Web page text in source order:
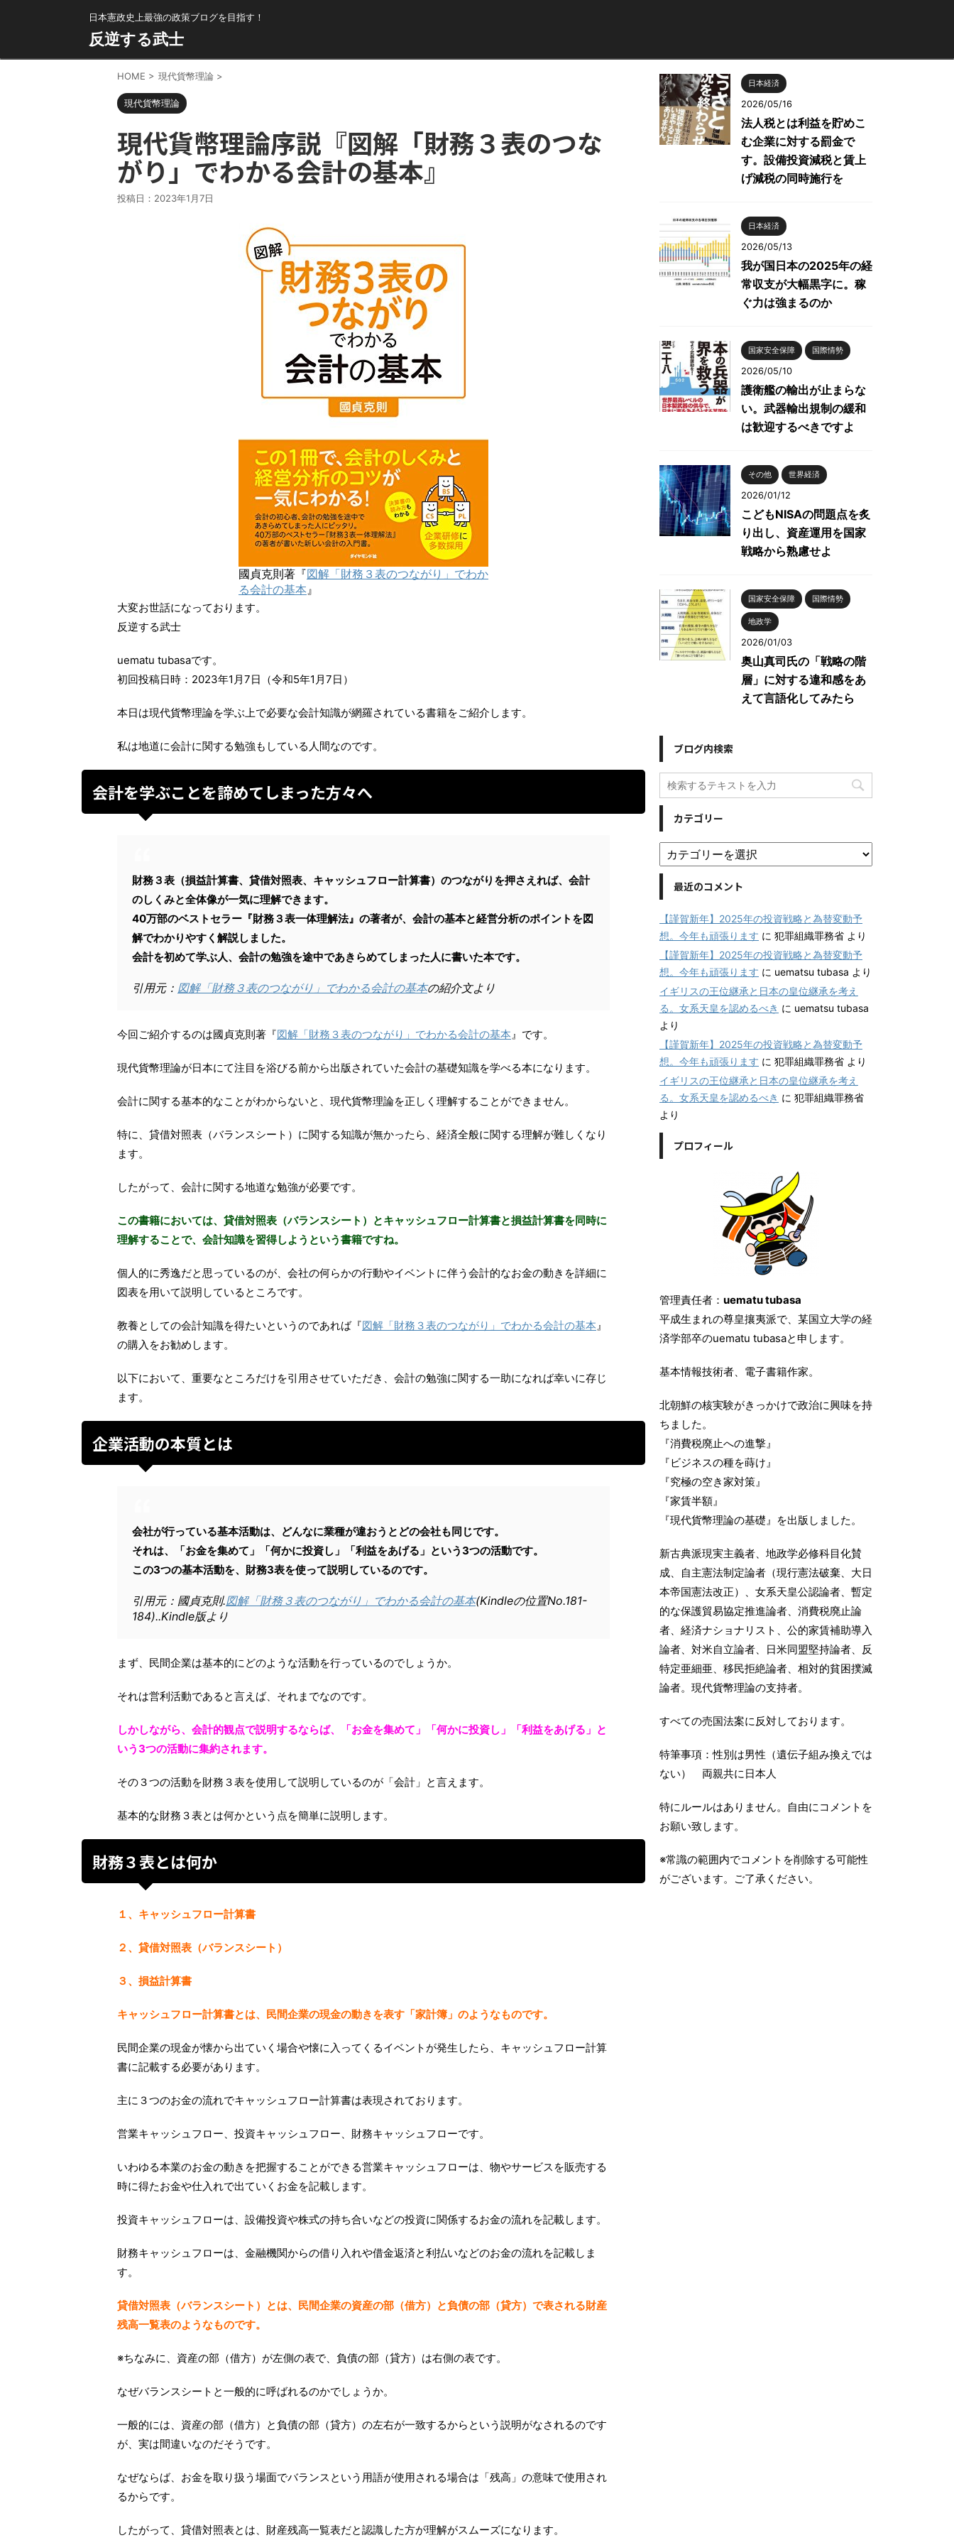
日本憲政史上最強の政策ブログを目指す！
反逆する武士
HOME > 現代貨幣理論 >
現代貨幣理論
現代貨幣理論序説『図解「財務３表のつな
がり」でわかる会計の基本』
投稿日： 2023年1月7日
國貞克則著『図解「財務３表のつながり」でわか
る会計の基本』
大変お世話になっております。
反逆する武士
uematu tubasaです。
初回投稿日時：2023年1月7日（令和5年1月7日）
本日は現代貨幣理論を学ぶ上で必要な会計知識が網羅されている書籍をご紹介します。
私は地道に会計に関する勉強もしている人間なのです。
会計を学ぶことを諦めてしまった方々へ
財務３表（損益計算書、貸借対照表、キャッシュフロー計算書）のつながりを押さえれば、会計
のしくみと全体像が一気に理解できます。
40万部のベストセラー『財務３表一体理解法』の著者が、会計の基本と経営分析のポイントを図
解でわかりやすく解説しました。
会計を初めて学ぶ人、会計の勉強を途中であきらめてしまった人に書いた本です。
引用元： 図解「財務３表のつながり」でわかる会計の基本の紹介文より
今回ご紹介するのは國貞克則著『図解「財務３表のつながり」でわかる会計の基本』です。
現代貨幣理論が日本にて注目を浴びる前から出版されていた会計の基礎知識を学べる本になります。
会計に関する基本的なことがわからないと、現代貨幣理論を正しく理解することができません。
特に、貸借対照表（バランスシート）に関する知識が無かったら、経済全般に関する理解が難しくなり
ます。
したがって、会計に関する地道な勉強が必要です。
この書籍においては、貸借対照表（バランスシート）とキャッシュフロー計算書と損益計算書を同時に
理解することで、会計知識を習得しようという書籍ですね。
個人的に秀逸だと思っているのが、会社の何らかの行動やイベントに伴う会計的なお金の動きを詳細に
図表を用いて説明しているところです。
教養としての会計知識を得たいというのであれば『図解「財務３表のつながり」でわかる会計の基本』
の購入をお勧めします。
以下において、重要なところだけを引用させていただき、会計の勉強に関する一助になれば幸いに存じ
ます。
企業活動の本質とは
会社が行っている基本活動は、どんなに業種が違おうとどの会社も同じです。
それは、「お金を集めて」「何かに投資し」「利益をあげる」という3つの活動です。
この3つの基本活動を、財務3表を使って説明しているのです。
引用元：國貞克則.図解「財務３表のつながり」でわかる会計の基本(Kindleの位置No.181-
184)..Kindle版より
まず、民間企業は基本的にどのような活動を行っているのでしょうか。
それは営利活動であると言えば、それまでなのです。
しかしながら、会計的観点で説明するならば、「お金を集めて」「何かに投資し」「利益をあげる」と
いう3つの活動に集約されます。
その３つの活動を財務３表を使用して説明しているのが「会計」と言えます。
基本的な財務３表とは何かという点を簡単に説明します。
財務３表とは何か
１、キャッシュフロー計算書
２、貸借対照表（バランスシート）
３、損益計算書
キャッシュフロー計算書とは、民間企業の現金の動きを表す「家計簿」のようなものです。
民間企業の現金が懐から出ていく場合や懐に入ってくるイベントが発生したら、キャッシュフロー計算
書に記載する必要があります。
主に３つのお金の流れでキャッシュフロー計算書は表現されております。
営業キャッシュフロー、投資キャッシュフロー、財務キャッシュフローです。
いわゆる本業のお金の動きを把握することができる営業キャッシュフローは、物やサービスを販売する
時に得たお金や仕入れで出ていくお金を記載します。
投資キャッシュフローは、設備投資や株式の持ち合いなどの投資に関係するお金の流れを記載します。
財務キャッシュフローは、金融機関からの借り入れや借金返済と利払いなどのお金の流れを記載しま
す。
貸借対照表（バランスシート）とは、民間企業の資産の部（借方）と負債の部（貸方）で表される財産
残高一覧表のようなものです。
※ちなみに、資産の部（借方）が左側の表で、負債の部（貸方）は右側の表です。
なぜバランスシートと一般的に呼ばれるのかでしょうか。
一般的には、資産の部（借方）と負債の部（貸方）の左右が一致するからという説明がなされるのです
が、実は間違いなのだそうです。
なぜならば、お金を取り扱う場面でバランスという用語が使用される場合は「残高」の意味で使用され
るからです。
したがって、貸借対照表とは、財産残高一覧表だと認識した方が理解がスムーズになります。
日本経済
2026/05/16
法人税とは利益を貯めこ
む企業に対する罰金で
す。設備投資減税と賃上
げ減税の同時施行を
日本経済
2026/05/13
我が国日本の2025年の経
常収支が大幅黒字に。稼
ぐ力は強まるのか
国家安全保障 国際情勢
2026/05/10
護衛艦の輸出が止まらな
い。武器輸出規制の緩和
は歓迎するべきですよ
その他 世界経済
2026/01/12
こどもNISAの問題点を炙
り出し、資産運用を国家
戦略から熟慮せよ
国家安全保障 国際情勢
地政学
2026/01/03
奥山真司氏の「戦略の階
層」に対する違和感をあ
えて言語化してみたら
ブログ内検索
カテゴリー
最近のコメント
【謹賀新年】2025年の投資戦略と為替変動予
想。今年も頑張ります に 犯罪組織罪務省 より
【謹賀新年】2025年の投資戦略と為替変動予
想。今年も頑張ります に uematsu tubasa より
イギリスの王位継承と日本の皇位継承を考え
る。女系天皇を認めるべき に uematsu tubasa
より
【謹賀新年】2025年の投資戦略と為替変動予
想。今年も頑張ります に 犯罪組織罪務省 より
イギリスの王位継承と日本の皇位継承を考え
る。女系天皇を認めるべき に 犯罪組織罪務省
より
プロフィール
管理責任者： uematu tubasa
平成生まれの尊皇攘夷派で、某国立大学の経
済学部卒のuematu tubasaと申します。
基本情報技術者、電子書籍作家。
北朝鮮の核実験がきっかけで政治に興味を持
ちました。
『消費税廃止への進撃』
『ビジネスの種を蒔け』
『究極の空き家対策』
『家賃半額』
『現代貨幣理論の基礎』を出版しました。
新古典派現実主義者、地政学必修科目化賛
成、自主憲法制定論者（現行憲法破棄、大日
本帝国憲法改正）、女系天皇公認論者、暫定
的な保護貿易協定推進論者、消費税廃止論
者、経済ナショナリスト、公的家賃補助導入
論者、対米自立論者、日米同盟堅持論者、反
特定亜細亜、移民拒絶論者、相対的貧困撲滅
論者。現代貨幣理論の支持者。
すべての売国法案に反対しております。
特筆事項：性別は男性（遺伝子組み換えでは
ない） 両親共に日本人
特にルールはありません。自由にコメントを
お願い致します。
※常識の範囲内でコメントを削除する可能性
がございます。ご了承ください。